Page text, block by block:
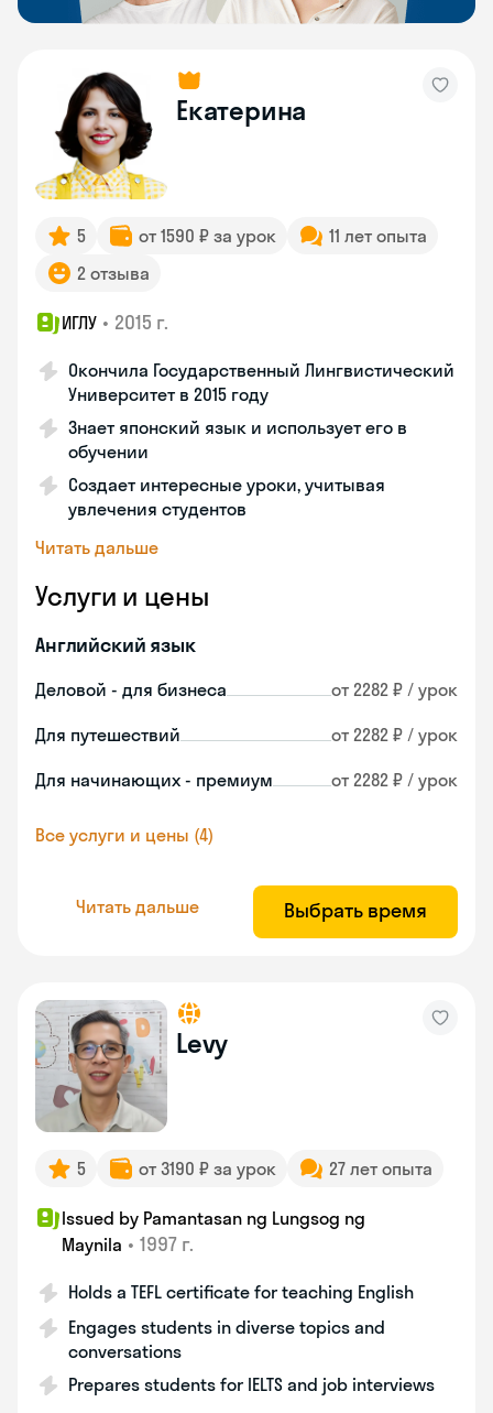
Екатерина
5 от 1590 ₽ за урок
11 лет опыта
2 отзыва
ИГЛУ • 2015 г.
Окончила Государственный Лингвистический
Университет в 2015 году
Знает японский язык и использует его в
обучении
Создает интересные уроки, учитывая
увлечения студентов
Читать дальше
Услуги и цены
Английский язык
Деловой - для бизнеса от 2282 ₽ / урок
Для путешествий от 2282 ₽ / урок
Для начинающих - премиум от 2282 ₽ / урок
Все услуги и цены (4)
Читать дальше Выбрать время
Levy
5 от 3190 ₽ за урок 27 лет опыта
Issued by Pamantasan ng Lungsog ng
Maynila • 1997 г.
Holds a TEFL certificate for teaching English
Engages students in diverse topics and
conversations
Prepares students for IELTS and job interviews